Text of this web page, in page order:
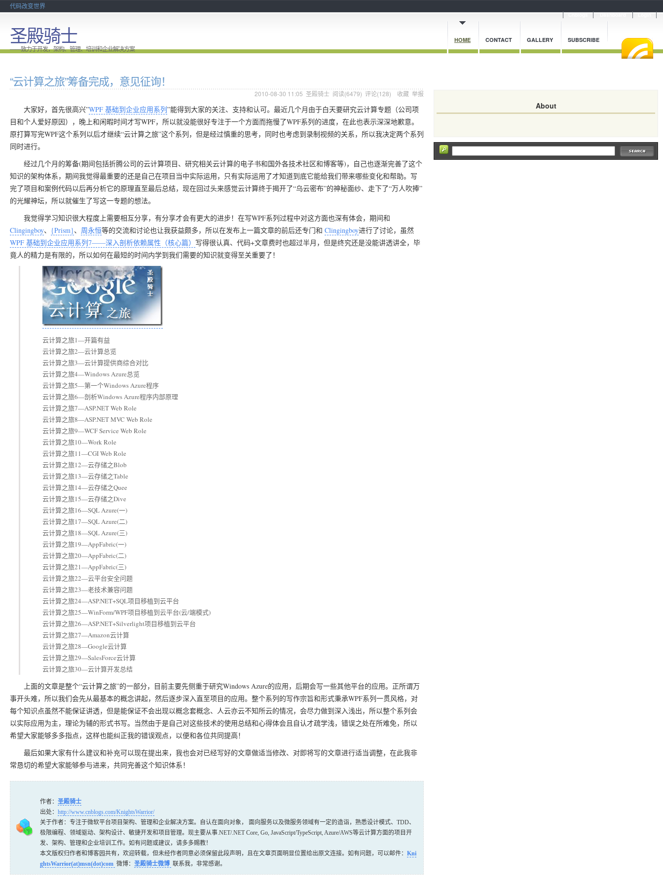
代码改变世界
HOME CONTACT GALLERY SUBSCRIBE
圣殿骑士
——致力于开发，架构、管理、培训和企业解决方案
“云计算之旅”筹备完成，意见征询！
2010-08-30 11:05 圣殿骑士 阅读(6479) 评论(128) 收藏 举报
大家好，首先很高兴”WPF 基础到企业应用系列”能得到大家的关注、支持和认可。最近几个月由于白天要研究云计算专题（公司项
目和个人爱好原因），晚上和闲暇时间才写WPF，所以就没能很好专注于一个方面而拖慢了WPF系列的进度，在此也表示深深地歉意。
原打算写完WPF这个系列以后才继续“云计算之旅”这个系列，但是经过慎重的思考，同时也考虑到录制视频的关系，所以我决定两个系列
同时进行。
经过几个月的筹备(期间包括折腾公司的云计算项目、研究相关云计算的电子书和国外各技术社区和博客等)，自己也逐渐完善了这个
知识的架构体系，期间我觉得最重要的还是自己在项目当中实际运用，只有实际运用了才知道到底它能给我们带来哪些变化和帮助。写
完了项目和案例代码以后再分析它的原理直至最后总结，现在回过头来感觉云计算终于揭开了“乌云密布”的神秘面纱、走下了“万人吹捧”
的光耀神坛，所以就催生了写这一专题的想法。
我觉得学习知识很大程度上需要相互分享，有分享才会有更大的进步！在写WPF系列过程中对这方面也深有体会，期间和
Clingingboy、 {Prism}、 周永恒等的交流和讨论也让我获益颇多，所以在发布上一篇文章的前后还专门和 Clingingboy进行了讨论，虽然
WPF 基础到企业应用系列7——深入剖析依赖属性（核心篇） 写得很认真、代码+文章费时也超过半月，但是终究还是没能讲透讲全，毕
竟人的精力是有限的，所以如何在最短的时间内学到我们需要的知识就变得至关重要了！
云计算之旅1—开篇有益
云计算之旅2—云计算总览
云计算之旅3—云计算提供商综合对比
云计算之旅4—Windows Azure总览
云计算之旅5—第一个Windows Azure程序
云计算之旅6—剖析Windows Azure程序内部原理
云计算之旅7—ASP.NET Web Role
云计算之旅8—ASP.NET MVC Web Role
云计算之旅9—WCF Service Web Role
云计算之旅10—Work Role
云计算之旅11—CGI Web Role
云计算之旅12—云存储之Blob
云计算之旅13—云存储之Table
云计算之旅14—云存储之Quee
云计算之旅15—云存储之Dive
云计算之旅16—SQL Azure(一)
云计算之旅17—SQL Azure(二)
云计算之旅18—SQL Azure(三)
云计算之旅19—AppFabric(一)
云计算之旅20—AppFabric(二)
云计算之旅21—AppFabric(三)
云计算之旅22—云平台安全问题
云计算之旅23—老技术兼容问题
云计算之旅24—ASP.NET+SQL项目移植到云平台
云计算之旅25—WinForm/WPF项目移植到云平台(云/端模式)
云计算之旅26—ASP.NET+Silverlight项目移植到云平台
云计算之旅27—Amazon云计算
云计算之旅28—Google云计算
云计算之旅29—SalesForce云计算
云计算之旅30—云计算开发总结
上面的文章是整个“云计算之旅”的一部分，目前主要先侧重于研究Windows Azure的应用，后期会写一些其他平台的应用。正所谓万
事开头难，所以我们会先从最基本的概念讲起，然后逐步深入直至项目的应用。整个系列的写作宗旨和形式秉承WPF系列一贯风格，对
每个知识点虽然不能保证讲透，但是能保证不会出现以概念套概念、人云亦云不知所云的情况，会尽力做到深入浅出，所以整个系列会
以实际应用为主，理论为辅的形式书写。当然由于是自己对这些技术的使用总结和心得体会且自认才疏学浅，错误之处在所难免，所以
希望大家能够多多指点，这样也能纠正我的错误观点，以便和各位共同提高！
最后如果大家有什么建议和补充可以现在提出来，我也会对已经写好的文章做适当修改、对即将写的文章进行适当调整，在此我非
常恳切的希望大家能够参与进来，共同完善这个知识体系！
作者： 圣殿骑士
出处： http://www.cnblogs.com/KnightsWarrior/
关于作者：专注于微软平台项目架构、管理和企业解决方案。自认在面向对象， 面向服务以及微服务领域有一定的造诣，熟悉设计模式、TDD、
极限编程、领域驱动、架构设计、敏捷开发和项目管理。现主要从事.NET/.NET Core, Go, JavaScript/TypeScript, Azure/AWS等云计算方面的项目开
发、架构、管理和企业培训工作。如有问题或建议，请多多赐教！
本文版权归作者和博客园共有，欢迎转载，但未经作者同意必须保留此段声明，且在文章页面明显位置给出原文连接。如有问题，可以邮件： Kni
ghtsWarrior(at)msn(dot)com 微博： 圣殿骑士微博 联系我，非常感谢。
About